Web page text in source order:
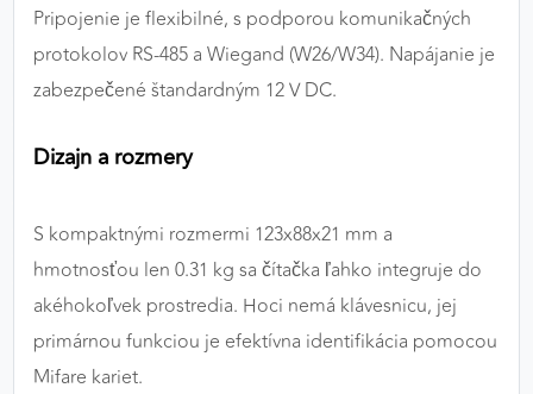
Pripojenie je flexibilné, s podporou komunikačných
protokolov RS-485 a Wiegand (W26/W34). Napájanie je
zabezpečené štandardným 12 V DC.
Dizajn a rozmery
S kompaktnými rozmermi 123x88x21 mm a
hmotnosťou len 0.31 kg sa čítačka ľahko integruje do
akéhokoľvek prostredia. Hoci nemá klávesnicu, jej
primárnou funkciou je efektívna identifikácia pomocou
Mifare kariet.